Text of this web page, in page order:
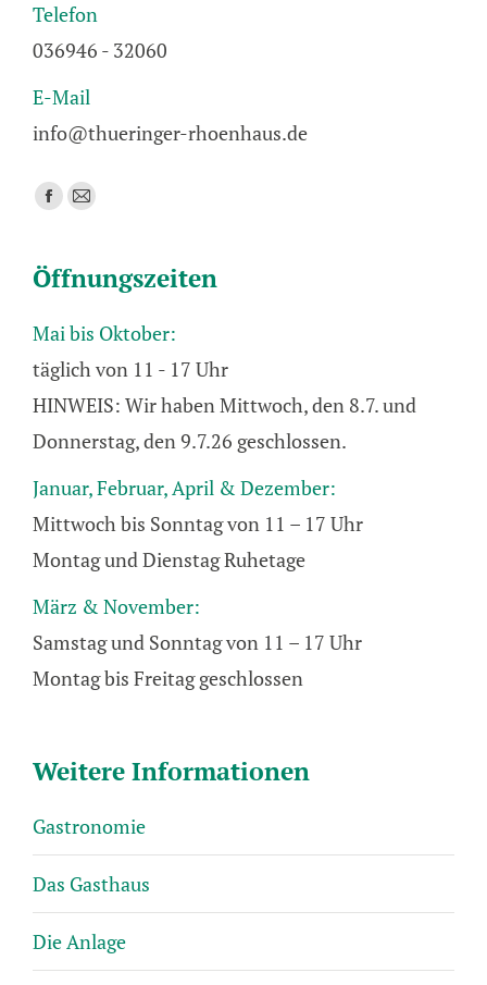
Telefon
036946 - 32060
E-Mail
info@thueringer-rhoenhaus.de
Finden Sie uns auf:
Facebook
opens
in
new
E-
opens
in
window
Öffnungszeiten
Mai bis Oktober:
täglich von 11 - 17 Uhr
HINWEIS: Wir haben Mittwoch, den 8.7. und
Donnerstag, den 9.7.26 geschlossen.
Januar, Februar, April & Dezember:
Mittwoch bis Sonntag von 11 – 17 Uhr
Montag und Dienstag Ruhetage
März & November:
Samstag und Sonntag von 11 – 17 Uhr
Montag bis Freitag geschlossen
Weitere Informationen
Gastronomie
Das Gasthaus
Die Anlage